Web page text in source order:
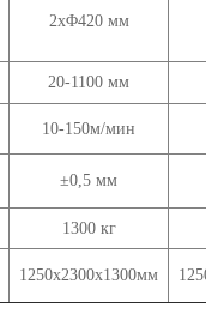
2xΦ420 мм
20-1100 мм
10-150м/мин
±0,5 мм
1300 кг
1250х2300х1300мм